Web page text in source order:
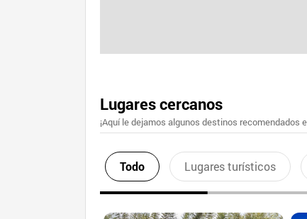
Lugares cercanos
¡Aquí le dejamos algunos destinos
Todo Lugares turísticos